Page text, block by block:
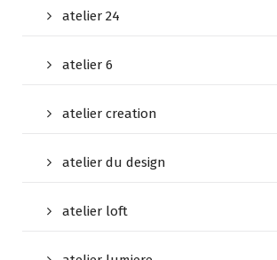
atelier 24
atelier 6
atelier creation
atelier du design
atelier loft